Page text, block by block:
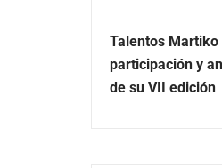
Talentos
participación y
de su VII edición